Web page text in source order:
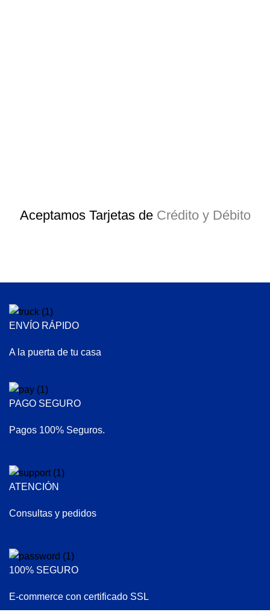
Aceptamos Tarjetas de Crédito y Débito
ENVÍO RÁPIDO
A la puerta de tu casa
PAGO SEGURO
Pagos 100% Seguros.
ATENCIÓN
Consultas y pedidos
100% SEGURO
E-commerce con certificado SSL